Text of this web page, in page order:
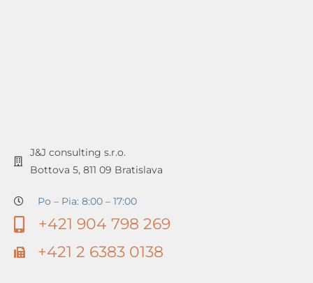
J&J consulting s.r.o.
Bottova 5, 811 09 Bratislava
Po – Pia: 8:00 – 17:00
+421 904 798 269
+421 2 6383 0138